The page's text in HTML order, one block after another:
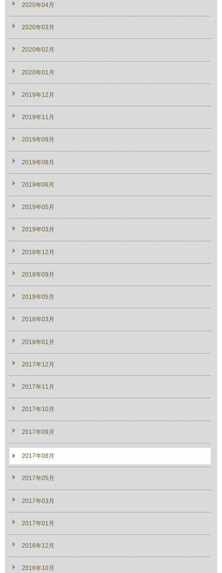
2020年04月
2020年03月
2020年02月
2020年01月
2019年12月
2019年11月
2019年09月
2019年08月
2019年06月
2019年05月
2019年03月
2018年12月
2018年09月
2018年05月
2018年03月
2018年01月
2017年12月
2017年11月
2017年10月
2017年09月
2017年08月
2017年05月
2017年03月
2017年01月
2016年12月
2016年10月